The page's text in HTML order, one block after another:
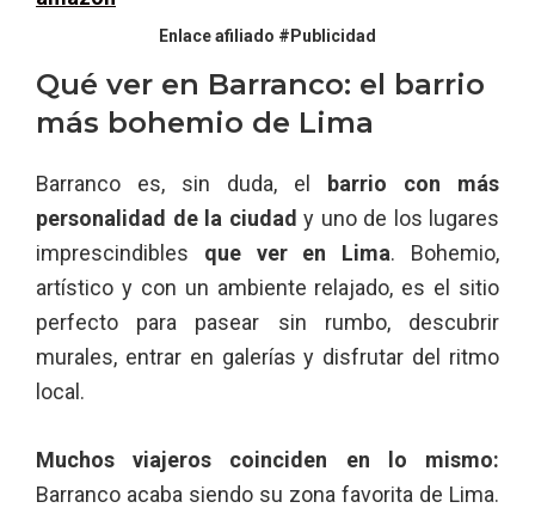
Enlace afiliado #Publicidad
Qué ver en Barranco: el barrio
más bohemio de Lima
Barranco es, sin duda, el barrio con más
personalidad de la ciudad y uno de los lugares
imprescindibles que ver en Lima. Bohemio,
artístico y con un ambiente relajado, es el sitio
perfecto para pasear sin rumbo, descubrir
murales, entrar en galerías y disfrutar del ritmo
local.
Muchos viajeros coinciden en lo mismo:
Barranco acaba siendo su zona favorita de Lima.